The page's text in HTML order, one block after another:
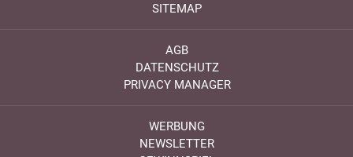
SITEMAP
AGB
DATENSCHUTZ
PRIVACY MANAGER
WERBUNG
NEWSLETTER